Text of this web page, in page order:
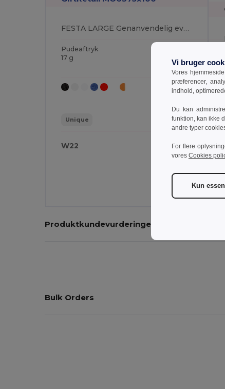
FESTA LARGE Genanvendelig eventkop 300ml
Pudeaftryk
17 g
Unique
W22
Produktkundevurderinger
Bulk Orders
Vi bruger
Vores
præferencer,
indhold,
Du kan
funktion, kan ikke
andre typer
For flere
vores Cookies
Kun